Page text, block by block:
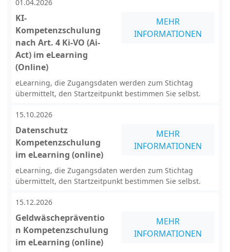
01.04.2026
KI-
Kompetenzschulung
nach Art. 4 Ki-VO (Ai-
Act) im eLearning
(Online)
MEHR
INFORMATIONEN
eLearning, die Zugangsdaten werden zum Stichtag
übermittelt, den Startzeitpunkt bestimmen Sie selbst.
15.10.2026
Datenschutz
Kompetenzschulung
im eLearning (online)
MEHR
INFORMATIONEN
eLearning, die Zugangsdaten werden zum Stichtag
übermittelt, den Startzeitpunkt bestimmen Sie selbst.
15.12.2026
Geldwäschepräventio
n Kompetenzschulung
im eLearning (online)
MEHR
INFORMATIONEN